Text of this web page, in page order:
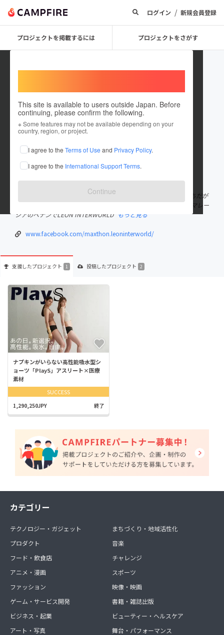
ログイン / 新規会員登録
プロジェクトを掲載するには プロジェクトをさがす
This site is available to users outside Japan. Before
continuing, please confirm the following.
※ Some features may not be available depending on your
country, region, or project.
I agree to the Terms of Use and Privacy Policy.
I agree to the International Support Terms.
Continue
maxthon
これまでに1回支援して2件のプロジェクトを投稿しています
在住国：日本 現在地：山梨県
出身国：日本 出身地：山梨県
日本とマレーシアのハーフでマルチリンガル。 日本生まれ日本育ちだが
16歳の頃からマレーシアと日本を行き来するようになり、17歳でマレー
シアのペナンでLEON INTERWORLD もっと見る
www.facebook.com/maxthon.leoninterworld/
支援したプロジェクト 1 投稿したプロジェクト 2
ナプキンがいらない高性能吸水型シ
ョーツ「PlayS」アスリート×医療
素材
SUCCESS
1,290,250JPY 終了
カテゴリー
テクノロジー・ガジェット
プロダクト
フード・飲食店
アニメ・漫画
ファッション
ゲーム・サービス開発
ビジネス・起業
アート・写真
まちづくり・地域活性化
音楽
チャレンジ
スポーツ
映像・映画
書籍・雑誌出版
ビューティー・ヘルスケア
舞台・パフォーマンス